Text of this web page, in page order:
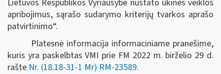
Lietuvos Respublikos Vyriausybė nustato ūkinės veiklos
apribojimus, sąrašo sudarymo kriterijų tvarkos aprašo
patvirtinimo“.
Platesnė informacija informaciniame pranešime,
kuris yra paskelbtas VMI prie FM 2022 m. birželio 29 d.
rašte Nr. (18.18-31-1 Mr) RM-23589.